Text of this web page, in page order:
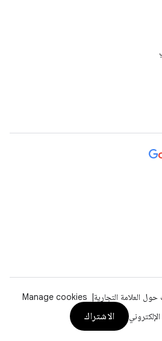
حول العلامة التجارية
Manage cookies
الاشتراك